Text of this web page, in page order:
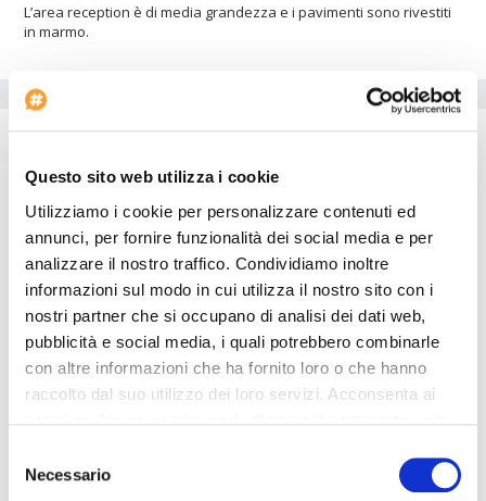
Questo sito web utilizza i cookie
Utilizziamo i cookie per personalizzare contenuti ed
annunci, per fornire funzionalità dei social media e per
analizzare il nostro traffico. Condividiamo inoltre
informazioni sul modo in cui utilizza il nostro sito con i
nostri partner che si occupano di analisi dei dati web,
pubblicità e social media, i quali potrebbero combinarle
con altre informazioni che ha fornito loro o che hanno
raccolto dal suo utilizzo dei loro servizi. Acconsenta ai
delNecessario
L’area reception è di media grandezza e i pavimenti sono rivestiti
in marmo.
Servizi dell'hotel
Parcheggio auto
Parcheggio per pullman
Negozi
Voltaggio: 220
Agenzia di viaggi
Servizio lavanderia